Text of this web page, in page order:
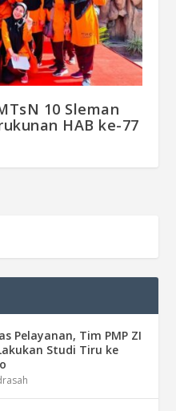
10 Sleman
HAB ke-77
Pelayanan, Tim PMP ZI
Studi Tiru ke